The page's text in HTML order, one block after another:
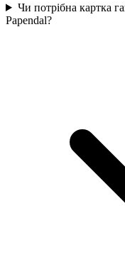
Чи потрібна картка
Papendal?